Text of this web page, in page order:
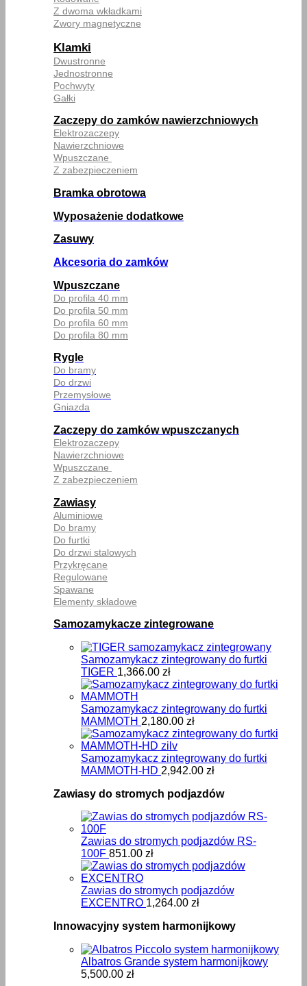
Z dwoma wkładkami
Zwory magnetyczne
Klamki
Dwustronne
Jednostronne
Pochwyty
Gałki
Zaczepy do zamków nawierzchniowych
Elektrozaczepy
Nawierzchniowe
Wpuszczane
Z zabezpieczeniem
Bramka obrotowa
Wyposażenie dodatkowe
Zasuwy
Akcesoria do zamków
Wpuszczane
Do profila 40 mm
Do profila 50 mm
Do profila 60 mm
Do profila 80 mm
Rygle
Do bramy
Do drzwi
Przemysłowe
Gniazda
Zaczepy do zamków wpuszczanych
Elektrozaczepy
Nawierzchniowe
Wpuszczane
Z zabezpieczeniem
Zawiasy
Aluminiowe
Do bramy
Do furtki
Do drzwi stalowych
Przykręcane
Regulowane
Spawane
Elementy składowe
Samozamykacze zintegrowane
Samozamykacz zintegrowany do furtki
TIGER 1,366.00 zł
Samozamykacz zintegrowany do furtki
MAMMOTH 2,180.00 zł
Samozamykacz zintegrowany do furtki
MAMMOTH-HD 2,942.00 zł
Zawiasy do stromych podjazdów
Zawias do stromych podjazdów RS-
100F 851.00 zł
Zawias do stromych podjazdów
EXCENTRO 1,264.00 zł
Innowacyjny system harmonijkowy
Albatros Grande system harmonijkowy
5,500.00 zł